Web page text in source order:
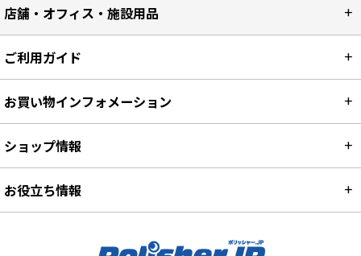
店舗・オフィス・施設用品
ご利用ガイド
お買い物インフォメーション
ショップ情報
お役立ち情報